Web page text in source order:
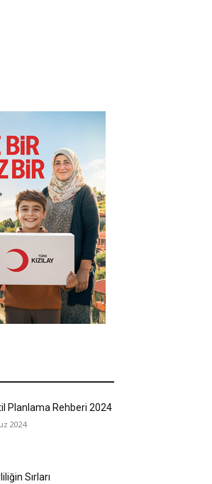
Planlama Rehberi 2024
2024
Sırları